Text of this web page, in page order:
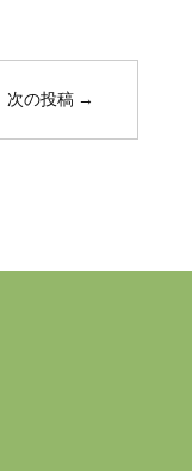
次の投稿 →